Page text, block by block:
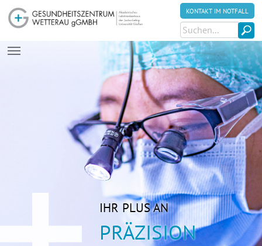
Zum Hauptinhalt springen
KONTAKT IM NOTFALL
IHR PLUS AN
PRÄZISION